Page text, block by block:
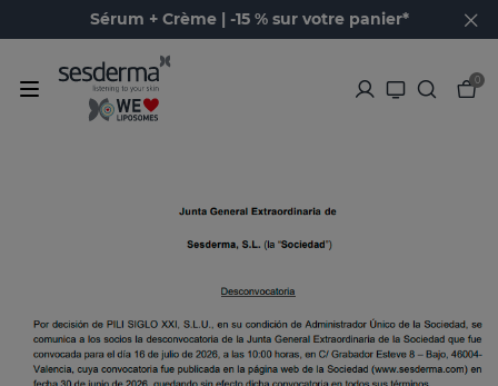
Sérum + Crème | -15 % sur votre panier*
0